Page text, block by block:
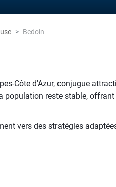
Bedoin
Côte d'Azur, conjugue
reste stable,
vers des stratégies